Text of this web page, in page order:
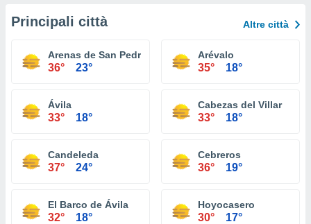
Principali città Altre città
Arenas de San Pedro
36° 23°
Arévalo
35° 18°
Ávila
33° 18°
Cabezas del Villar
33° 18°
Candeleda
37° 24°
Cebreros
36° 19°
El Barco de Ávila
32° 18°
Hoyocasero
30° 17°